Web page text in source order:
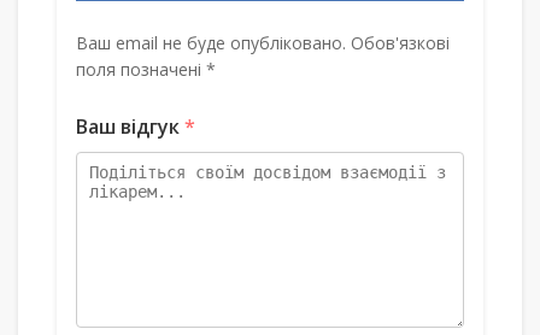
Ваш email не буде опубліковано. Обов'язкові
поля позначені *
Ваш відгук*